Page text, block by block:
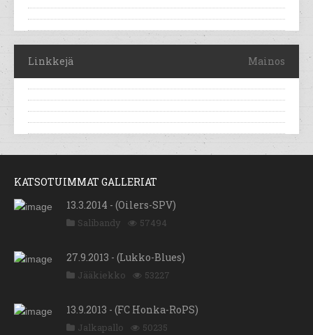
Linkkejä Mainos
KATSOTUIMMAT GALLERIAT
13.3.2014 - (Oilers-SPV)
Salibandy 57494
27.9.2013 - (Lukko-Blues)
Jääkiekko 53227
13.9.2013 - (FC Honka-RoPS)
Jalkapallo 50235